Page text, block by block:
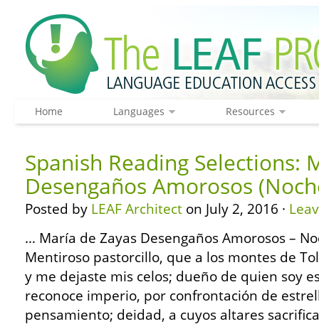
Home Languages Resources
Spanish Reading Selections:
Desengaños Amorosos
Posted by LEAF Architect on July 2, 2016 ·
… María de Zayas Desengaños Amorosos –
Mentiroso pastorcillo, que a los montes de
y me dejaste mis celos; dueño de quien soy
reconoce imperio, por confrontación de
pensamiento; deidad, a cuyos altares